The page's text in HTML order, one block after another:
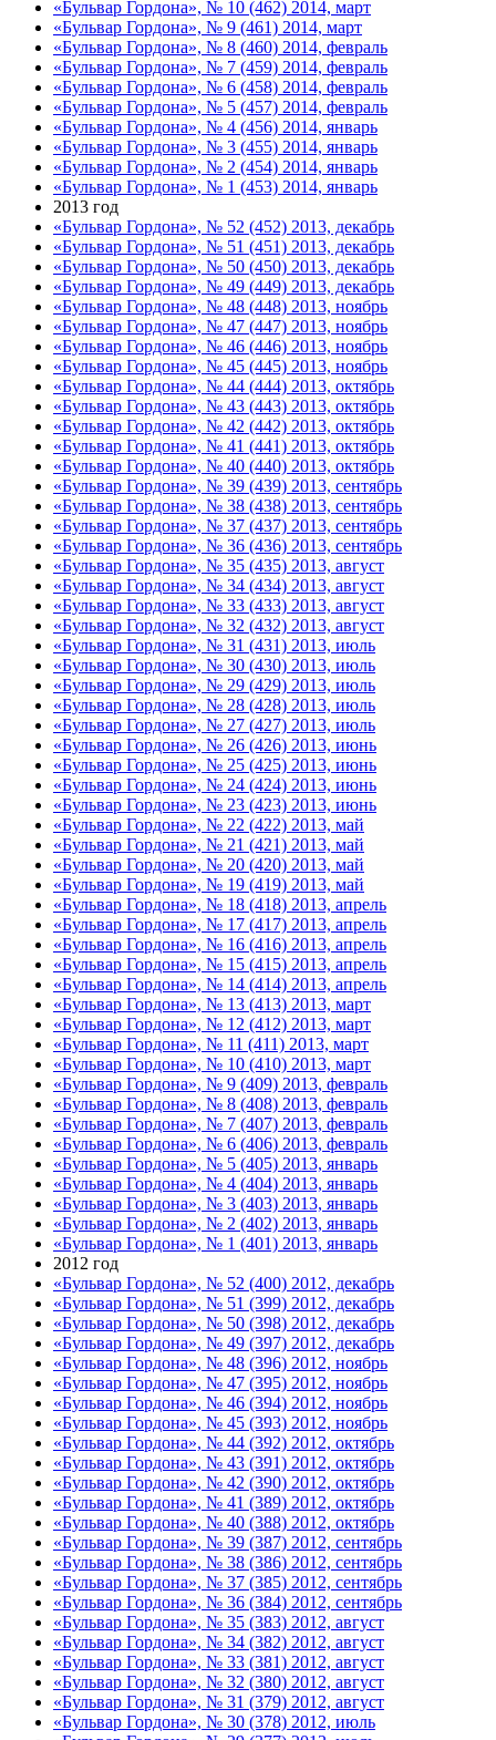
«Бульвар Гордона», № 10 (462) 2014, март
«Бульвар Гордона», № 9 (461) 2014, март
«Бульвар Гордона», № 8 (460) 2014, февраль
«Бульвар Гордона», № 7 (459) 2014, февраль
«Бульвар Гордона», № 6 (458) 2014, февраль
«Бульвар Гордона», № 5 (457) 2014, февраль
«Бульвар Гордона», № 4 (456) 2014, январь
«Бульвар Гордона», № 3 (455) 2014, январь
«Бульвар Гордона», № 2 (454) 2014, январь
«Бульвар Гордона», № 1 (453) 2014, январь
2013 год
«Бульвар Гордона», № 52 (452) 2013, декабрь
«Бульвар Гордона», № 51 (451) 2013, декабрь
«Бульвар Гордона», № 50 (450) 2013, декабрь
«Бульвар Гордона», № 49 (449) 2013, декабрь
«Бульвар Гордона», № 48 (448) 2013, ноябрь
«Бульвар Гордона», № 47 (447) 2013, ноябрь
«Бульвар Гордона», № 46 (446) 2013, ноябрь
«Бульвар Гордона», № 45 (445) 2013, ноябрь
«Бульвар Гордона», № 44 (444) 2013, октябрь
«Бульвар Гордона», № 43 (443) 2013, октябрь
«Бульвар Гордона», № 42 (442) 2013, октябрь
«Бульвар Гордона», № 41 (441) 2013, октябрь
«Бульвар Гордона», № 40 (440) 2013, октябрь
«Бульвар Гордона», № 39 (439) 2013, сентябрь
«Бульвар Гордона», № 38 (438) 2013, сентябрь
«Бульвар Гордона», № 37 (437) 2013, сентябрь
«Бульвар Гордона», № 36 (436) 2013, сентябрь
«Бульвар Гордона», № 35 (435) 2013, август
«Бульвар Гордона», № 34 (434) 2013, август
«Бульвар Гордона», № 33 (433) 2013, август
«Бульвар Гордона», № 32 (432) 2013, август
«Бульвар Гордона», № 31 (431) 2013, июль
«Бульвар Гордона», № 30 (430) 2013, июль
«Бульвар Гордона», № 29 (429) 2013, июль
«Бульвар Гордона», № 28 (428) 2013, июль
«Бульвар Гордона», № 27 (427) 2013, июль
«Бульвар Гордона», № 26 (426) 2013, июнь
«Бульвар Гордона», № 25 (425) 2013, июнь
«Бульвар Гордона», № 24 (424) 2013, июнь
«Бульвар Гордона», № 23 (423) 2013, июнь
«Бульвар Гордона», № 22 (422) 2013, май
«Бульвар Гордона», № 21 (421) 2013, май
«Бульвар Гордона», № 20 (420) 2013, май
«Бульвар Гордона», № 19 (419) 2013, май
«Бульвар Гордона», № 18 (418) 2013, апрель
«Бульвар Гордона», № 17 (417) 2013, апрель
«Бульвар Гордона», № 16 (416) 2013, апрель
«Бульвар Гордона», № 15 (415) 2013, апрель
«Бульвар Гордона», № 14 (414) 2013, апрель
«Бульвар Гордона», № 13 (413) 2013, март
«Бульвар Гордона», № 12 (412) 2013, март
«Бульвар Гордона», № 11 (411) 2013, март
«Бульвар Гордона», № 10 (410) 2013, март
«Бульвар Гордона», № 9 (409) 2013, февраль
«Бульвар Гордона», № 8 (408) 2013, февраль
«Бульвар Гордона», № 7 (407) 2013, февраль
«Бульвар Гордона», № 6 (406) 2013, февраль
«Бульвар Гордона», № 5 (405) 2013, январь
«Бульвар Гордона», № 4 (404) 2013, январь
«Бульвар Гордона», № 3 (403) 2013, январь
«Бульвар Гордона», № 2 (402) 2013, январь
«Бульвар Гордона», № 1 (401) 2013, январь
2012 год
«Бульвар Гордона», № 52 (400) 2012, декабрь
«Бульвар Гордона», № 51 (399) 2012, декабрь
«Бульвар Гордона», № 50 (398) 2012, декабрь
«Бульвар Гордона», № 49 (397) 2012, декабрь
«Бульвар Гордона», № 48 (396) 2012, ноябрь
«Бульвар Гордона», № 47 (395) 2012, ноябрь
«Бульвар Гордона», № 46 (394) 2012, ноябрь
«Бульвар Гордона», № 45 (393) 2012, ноябрь
«Бульвар Гордона», № 44 (392) 2012, октябрь
«Бульвар Гордона», № 43 (391) 2012, октябрь
«Бульвар Гордона», № 42 (390) 2012, октябрь
«Бульвар Гордона», № 41 (389) 2012, октябрь
«Бульвар Гордона», № 40 (388) 2012, октябрь
«Бульвар Гордона», № 39 (387) 2012, сентябрь
«Бульвар Гордона», № 38 (386) 2012, сентябрь
«Бульвар Гордона», № 37 (385) 2012, сентябрь
«Бульвар Гордона», № 36 (384) 2012, сентябрь
«Бульвар Гордона», № 35 (383) 2012, август
«Бульвар Гордона», № 34 (382) 2012, август
«Бульвар Гордона», № 33 (381) 2012, август
«Бульвар Гордона», № 32 (380) 2012, август
«Бульвар Гордона», № 31 (379) 2012, август
«Бульвар Гордона», № 30 (378) 2012, июль